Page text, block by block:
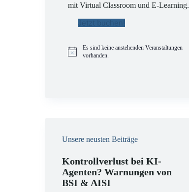
mit Virtual Classroom und E-Learning.
Jetzt buchen!
H
Es sind keine anstehenden Veranstaltungen
vorhanden.
Unsere neusten Beiträge
Kontrollverlust bei KI-
Agenten? Warnungen von
BSI & AISI